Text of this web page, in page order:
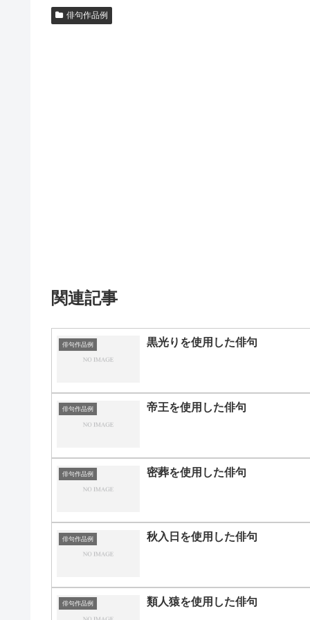
俳句作品例
関連記事
俳句作品例 黒光りを使用した俳句
俳句作品例 帝王を使用した俳句
俳句作品例 密葬を使用した俳句
俳句作品例 秋入日を使用した俳句
俳句作品例 類人猿を使用した俳句